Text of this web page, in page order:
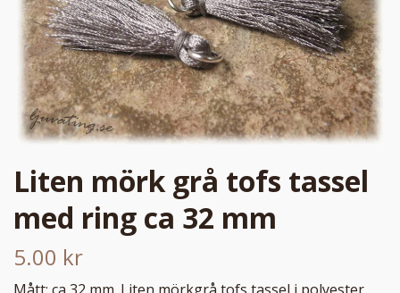
Liten mörk grå tofs tassel
med ring ca 32 mm
5.00 kr